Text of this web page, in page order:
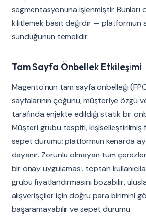
segmentasyonuna işlenmiştir. Bunları
kilitlemek basit değildir — platformun
sunduğunun temelidir.
Tam Sayfa Önbellek Etkileşimi
Magento'nun tam sayfa önbelleği
sayfalarının çoğunu, müşteriye özgü
tarafında enjekte edildiği statik bir
Müşteri grubu tespiti, kişiselleştirilmiş
sepet durumu; platformun kenarda
dayanır. Zorunlu olmayan tüm
bir onay uygulaması, toptan
grubu fiyatlandırmasını bozabilir,
alışverişçiler için doğru para birimini
başaramayabilir ve sepet durumu